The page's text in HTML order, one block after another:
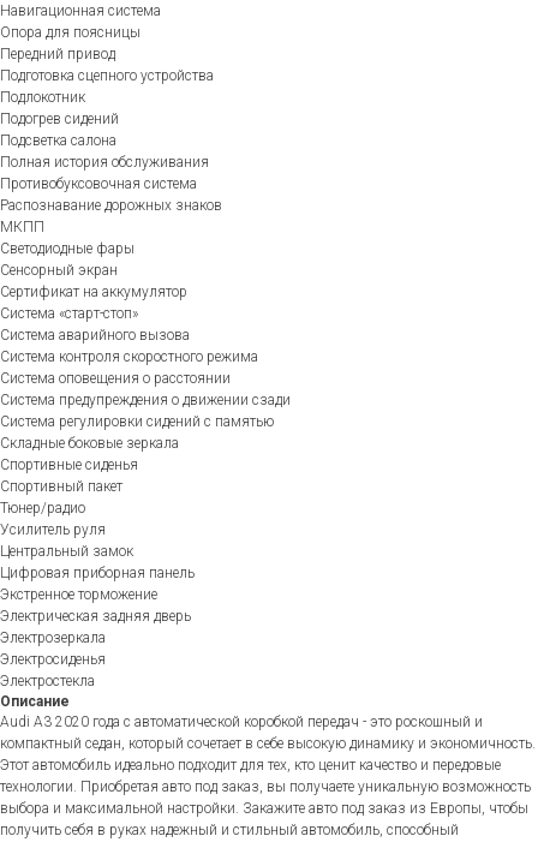
Навигационная система
Опора для поясницы
Передний привод
Подготовка сцепного устройства
Подлокотник
Подогрев сидений
Подсветка салона
Полная история обслуживания
Противобуксовочная система
Распознавание дорожных знаков
МКПП
Светодиодные фары
Сенсорный экран
Сертификат на аккумулятор
Система «старт-стоп»
Система аварийного вызова
Система контроля скоростного режима
Система оповещения о расстоянии
Система предупреждения о движении сзади
Система регулировки сидений с памятью
Складные боковые зеркала
Спортивные сиденья
Спортивный пакет
Тюнер/радио
Усилитель руля
Центральный замок
Цифровая приборная панель
Экстренное торможение
Электрическая задняя дверь
Электрозеркала
Электросиденья
Электростекла
Описание
Audi A3 2020 года с автоматической коробкой передач - это роскошный и
компактный седан, который сочетает в себе высокую динамику и экономичность.
Этот автомобиль идеально подходит для тех, кто ценит качество и передовые
технологии. Приобретая авто под заказ, вы получаете уникальную возможность
выбора и максимальной настройки. Закажите авто под заказ из Европы, чтобы
получить себя в руках надежный и стильный автомобиль, способный